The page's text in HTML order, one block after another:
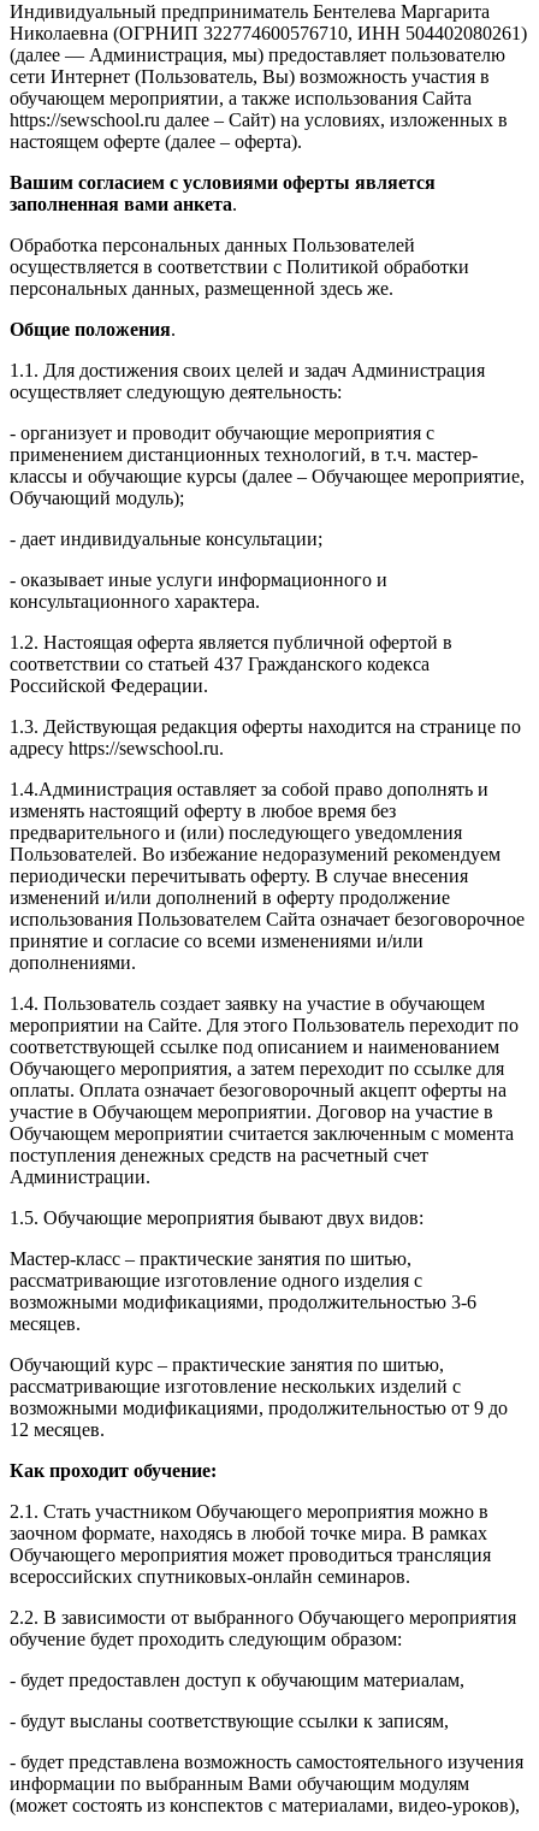
Индивидуальный предприниматель Бентелева Маргарита
Николаевна (ОГРНИП 322774600576710, ИНН 504402080261)
(далее — Администрация, мы) предоставляет пользователю
сети Интернет (Пользователь, Вы) возможность участия в
обучающем мероприятии, а также использования Сайта
https://sewschool.ru далее – Сайт) на условиях, изложенных в
настоящем оферте (далее – оферта).
Вашим согласием с условиями оферты является
заполненная вами анкета.
Обработка персональных данных Пользователей
осуществляется в соответствии с Политикой обработки
персональных данных, размещенной здесь же.
Общие положения.
1.1. Для достижения своих целей и задач Администрация
осуществляет следующую деятельность:
- организует и проводит обучающие мероприятия с
применением дистанционных технологий, в т.ч. мастер-
классы и обучающие курсы (далее – Обучающее мероприятие,
Обучающий модуль);
- дает индивидуальные консультации;
- оказывает иные услуги информационного и
консультационного характера.
1.2. Настоящая оферта является публичной офертой в
соответствии со статьей 437 Гражданского кодекса
Российской Федерации.
1.3. Действующая редакция оферты находится на странице по
адресу https://sewschool.ru.
1.4.Администрация оставляет за собой право дополнять и
изменять настоящий оферту в любое время без
предварительного и (или) последующего уведомления
Пользователей. Во избежание недоразумений рекомендуем
периодически перечитывать оферту. В случае внесения
изменений и/или дополнений в оферту продолжение
использования Пользователем Сайта означает безоговорочное
принятие и согласие со всеми изменениями и/или
дополнениями.
1.4. Пользователь создает заявку на участие в обучающем
мероприятии на Сайте. Для этого Пользователь переходит по
соответствующей ссылке под описанием и наименованием
Обучающего мероприятия, а затем переходит по ссылке для
оплаты. Оплата означает безоговорочный акцепт оферты на
участие в Обучающем мероприятии. Договор на участие в
Обучающем мероприятии считается заключенным с момента
поступления денежных средств на расчетный счет
Администрации.
1.5. Обучающие мероприятия бывают двух видов:
Мастер-класс – практические занятия по шитью,
рассматривающие изготовление одного изделия с
возможными модификациями, продолжительностью 3-6
месяцев.
Обучающий курс – практические занятия по шитью,
рассматривающие изготовление нескольких изделий с
возможными модификациями, продолжительностью от 9 до
12 месяцев.
Как проходит обучение:
2.1. Стать участником Обучающего мероприятия можно в
заочном формате, находясь в любой точке мира. В рамках
Обучающего мероприятия может проводиться трансляция
всероссийских спутниковых-онлайн семинаров.
2.2. В зависимости от выбранного Обучающего мероприятия
обучение будет проходить следующим образом:
- будет предоставлен доступ к обучающим материалам,
- будут высланы соответствующие ссылки к записям,
- будет представлена возможность самостоятельного изучения
информации по выбранным Вами обучающим модулям
(может состоять из конспектов с материалами, видео-уроков),